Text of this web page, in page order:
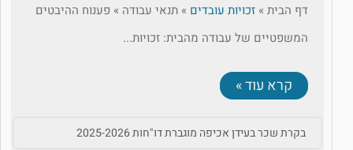
דף הבית »זכויות עובדים» תנאי עבודה » פענוח ההיבטים
המשפטיים של עבודה מהבית: זכויות...
קרא עוד »
בקרת שכר בעידן אכיפה מוגברת דו"חות 2025-2026